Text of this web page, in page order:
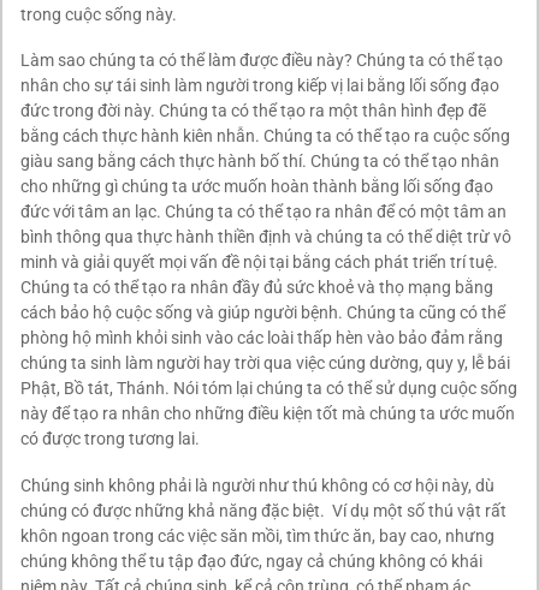
trong cuộc sống này.
Làm sao chúng ta có thể làm được điều này? Chúng ta có thể tạo
nhân cho sự tái sinh làm người trong kiếp vị lai bằng lối sống đạo
đức trong đời này. Chúng ta có thể tạo ra một thân hình đẹp đẽ
bằng cách thực hành kiên nhẫn. Chúng ta có thể tạo ra cuộc sống
giàu sang bằng cách thực hành bố thí. Chúng ta có thể tạo nhân
cho những gì chúng ta ước muốn hoàn thành bằng lối sống đạo
đức với tâm an lạc. Chúng ta có thể tạo ra nhân để có một tâm an
bình thông qua thực hành thiền định và chúng ta có thể diệt trừ vô
minh và giải quyết mọi vấn đề nội tại bằng cách phát triển trí tuệ.
Chúng ta có thể tạo ra nhân đầy đủ sức khoẻ và thọ mạng bằng
cách bảo hộ cuộc sống và giúp người bệnh. Chúng ta cũng có thể
phòng hộ mình khỏi sinh vào các loài thấp hèn vào bảo đảm rằng
chúng ta sinh làm người hay trời qua việc cúng dường, quy y, lễ bái
Phật, Bồ tát, Thánh. Nói tóm lại chúng ta có thể sử dụng cuộc sống
này để tạo ra nhân cho những điều kiện tốt mà chúng ta ước muốn
có được trong tương lai.
Chúng sinh không phải là người như thú không có cơ hội này, dù
chúng có được những khả năng đặc biệt. Ví dụ một số thú vật rất
khôn ngoan trong các việc săn mồi, tìm thức ăn, bay cao, nhưng
chúng không thể tu tập đạo đức, ngay cả chúng không có khái